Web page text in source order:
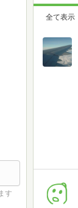
す
全て表示